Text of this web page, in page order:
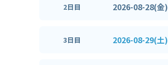
2日目 2026-08-28(金)
3日目 2026-08-29(土)